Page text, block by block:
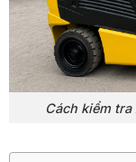
Cách kiểm